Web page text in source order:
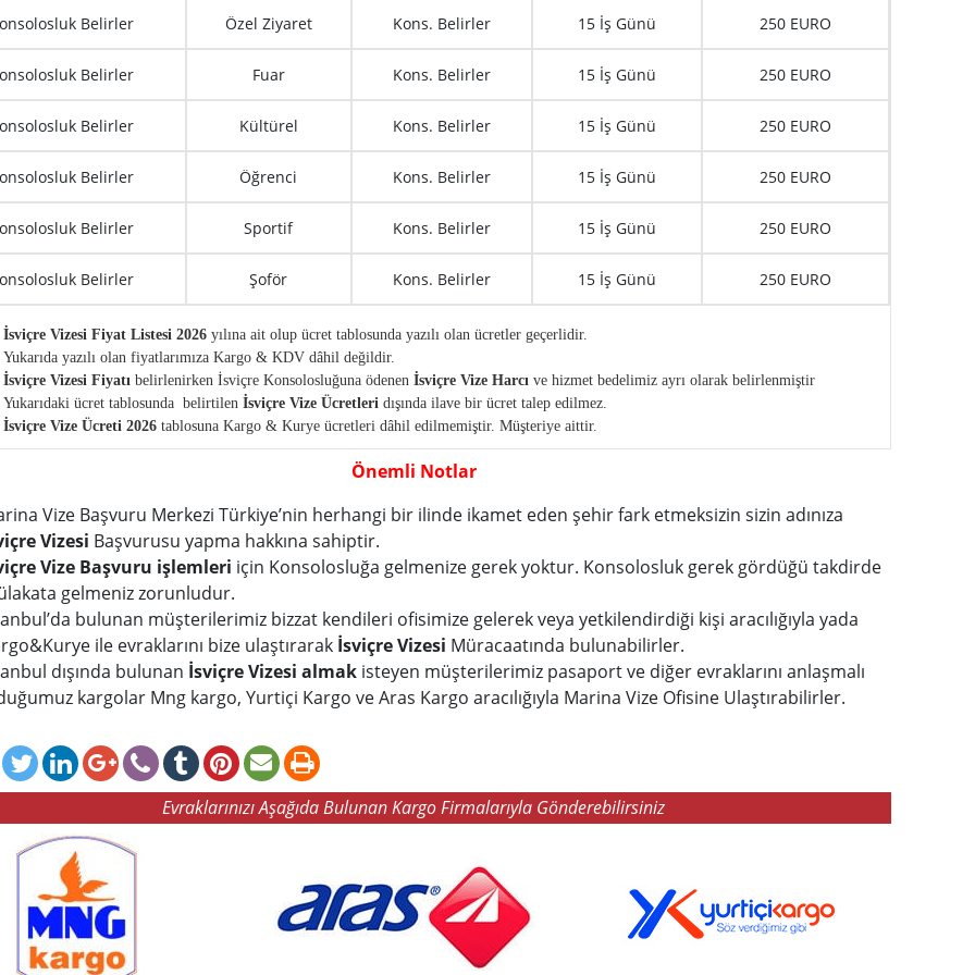
Belirler Özel Ziyaret Kons. Belirler 15 İş Günü 250 EURO
Belirler Fuar Kons. Belirler 15 İş Günü 250 EURO
Belirler Kültürel Kons. Belirler 15 İş Günü 250 EURO
Belirler Öğrenci Kons. Belirler 15 İş Günü 250 EURO
Belirler Sportif Kons. Belirler 15 İş Günü 250 EURO
Belirler Şoför Kons. Belirler 15 İş Günü 250 EURO
İsviçre Vizesi Fiyat Listesi 2026 yılına ait olup ücret tablosunda yazılı olan ücretler geçerlidir.
Yukarıda yazılı olan fiyatlarımıza Kargo & KDV dâhil değildir.
İsviçre Vizesi Fiyatı belirlenirken İsviçre Konsolosluğuna ödenen İsviçre Vize Harcı ve hizmet bedelimiz ayrı olarak belirlenmiştir
Yukarıdaki ücret tablosunda belirtilen İsviçre Vize Ücretleri dışında ilave bir ücret talep edilmez.
İsviçreVize Ücreti 2026tablosuna Kargo & Kurye ücretleri dâhil edilmemiştir. Müşteriye aittir.
Önemli Notlar
Vize Başvuru Merkezi Türkiye’nin herhangi bir ilinde ikamet eden şehir fark etmeksizin sizin adınıza
Vizesi Başvurusu yapma hakkına sahiptir.
Vize Başvuru işlemleri için Konsolosluğa gelmenize gerek yoktur. Konsolosluk gerek gördüğü takdirde
gelmeniz zorunludur.
bulunan müşterilerimiz bizzat kendileri ofisimize gelerek veya yetkilendirdiği kişi aracılığıyla yada
ile evraklarını bize ulaştırarak İsviçre Vizesi Müracaatında bulunabilirler.
dışında bulunan İsviçre Vizesi almakisteyen müşterilerimiz pasaport ve diğer evraklarını anlaşmalı
kargolar Mng kargo, Yurtiçi Kargo ve Aras Kargo aracılığıyla Marina Vize Ofisine Ulaştırabilirler.
Evraklarınızı Aşağıda Bulunan Kargo Firmalarıyla Gönderebilirsiniz